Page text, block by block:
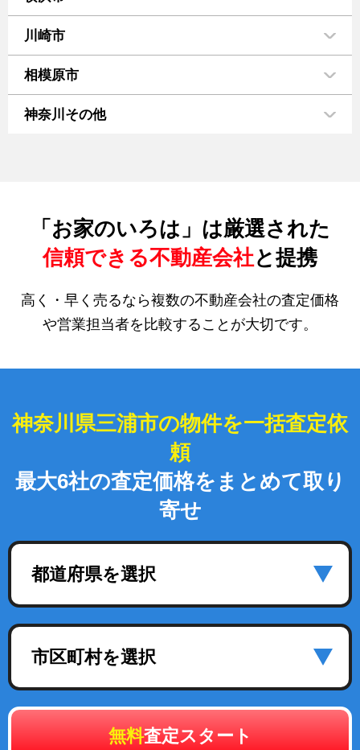
川崎市
相模原市
神奈川その他
「お家のいろは」は厳選された
信頼できる不動産会社と提携
高く・早く売るなら複数の不動産会社の査定価格
や営業担当者を比較することが大切です。
神奈川県三浦市の物件を一括査定依
頼
最大6社の査定価格をまとめて取り
寄せ
都道府県を選択
市区町村を選択
無料査定スタート